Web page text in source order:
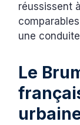
réussissent
une
Le